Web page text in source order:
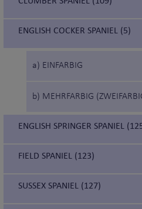
ENGLISH COCKER SPANIEL (5)
a) EINFARBIG
b) MEHRFARBIG
ENGLISH SPRINGER SPANIEL
FIELD SPANIEL (123)
SUSSEX SPANIEL (127)